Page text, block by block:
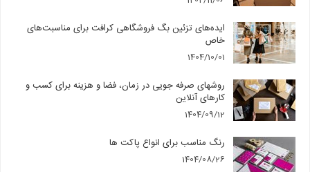
ایده‌های تزئین بگ فروشگاهی کرافت برای مناسبت‌های
خاص
1404/10/01
روشهای صرفه جویی در زمان، فضا و هزینه برای کسب و
کارهای آنلاین
1404/09/12
رنگ مناسب برای انواع پاکت ها
1404/08/26